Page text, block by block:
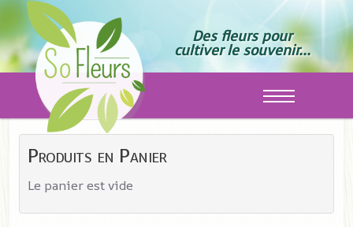
Des fleurs pour
cultiver le souvenir...
Off-Canvas
Produits en Panier
Le panier est vide